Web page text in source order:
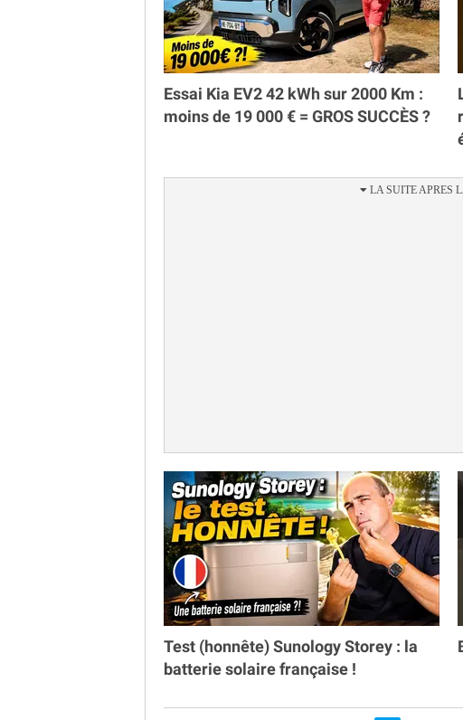
Essai Kia EV2 42 kWh sur 2000 Km :
moins de 19 000 € = GROS SUCCÈS ?
Test (honnête) Sunology Storey : la
batterie solaire française !